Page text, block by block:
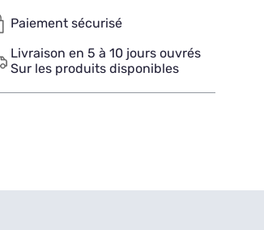
Paiement sécurisé
Livraison en 5 à 10 jours ouvrés
Sur les produits disponibles